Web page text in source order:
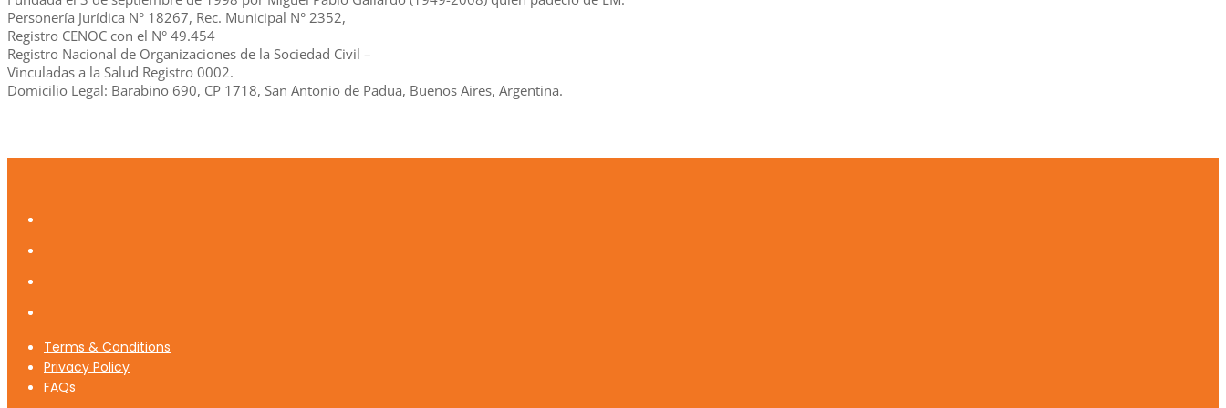
Personería Jurídica N° 18267, Rec. Municipal N° 2352,
Registro CENOC con el N° 49.454
Registro Nacional de Organizaciones de la Sociedad Civil –
Vinculadas a la Salud Registro 0002.
Domicilio Legal: Barabino 690, CP 1718, San Antonio de Padua, Buenos Aires, Argentina.
Terms & Conditions
Privacy Policy
FAQs